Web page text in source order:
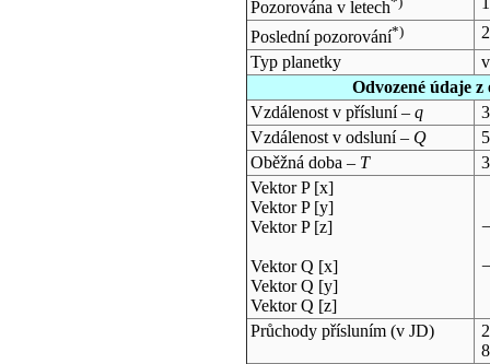
Pozorována v letech
Poslední pozorování*)
Typ planetky
Odvozené údaje
Vzdálenost v přísluní –q
Vzdálenost v odsluní – Q
Oběžná doba – T
Vektor P [x]
Vektor P [y]
Vektor P [z]
Vektor Q [x]
Vektor Q [y]
Vektor Q [z]
Průchody přísluním (vJD)